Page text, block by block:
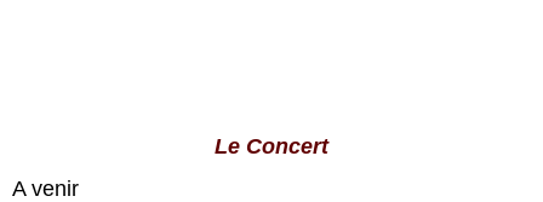
Le Concert
A venir